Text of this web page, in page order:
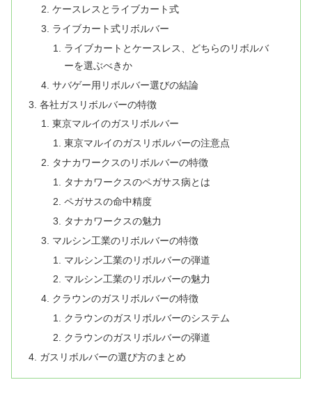
ケースレスとライブカート式
ライブカート式リボルバー
ライブカートとケースレス、どちらのリボルバ
ーを選ぶべきか
サバゲー用リボルバー選びの結論
各社ガスリボルバーの特徴
東京マルイのガスリボルバー
東京マルイのガスリボルバーの注意点
タナカワークスのリボルバーの特徴
タナカワークスのペガサス病とは
ペガサスの命中精度
タナカワークスの魅力
マルシン工業のリボルバーの特徴
マルシン工業のリボルバーの弾道
マルシン工業のリボルバーの魅力
クラウンのガスリボルバーの特徴
クラウンのガスリボルバーのシステム
クラウンのガスリボルバーの弾道
ガスリボルバーの選び方のまとめ